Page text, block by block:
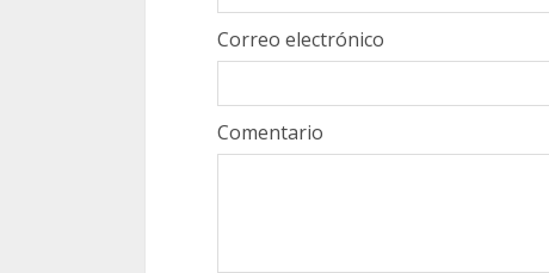
Comentario
Correo electrónico